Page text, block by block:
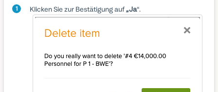
Klicken Sie zur Bestätigung auf„Ja“.